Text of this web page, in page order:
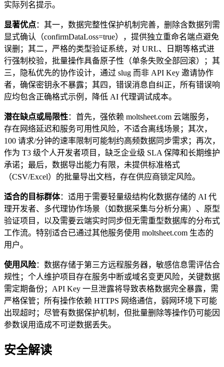
实际列名提示。
显著优点：其一，数据完整性保护机制完善，删除含数据列需
显式确认（confirmDataLoss=true），提供独立重命名端点避免
误删；其二，严格的类型验证系统，对 URL、日期等格式进
行强制校验，批量操作具备原子性（单条失败全部回滚）；其
三，隐私优先的协作设计，通过 slug 而非 API Key 邀请协作
者，确保密钥永不暴露；其四，错误消息自纠正，所有错误响
应均包含正确格式示例，降低 AI 代理调试成本。
潜在缺点或局限性：首先，强依赖 moltsheet.com 云端服务，
存在网络延迟和服务可用性风险，不适合离线场景；其次，
100 请求/分钟的速率限制可能制约高频数据同步需求；再次，
作为 T3 级个人开发者项目，缺乏企业级 SLA 保障和长期维护
承诺；最后，数据导出能力有限，未提供标准格式
（CSV/Excel）的批量导出文档，存在供应商锁定风险。
适合的目标群体：适用于需要轻量级结构化数据存储的 AI 代
理开发者、多代理协作场景（如数据采集与分析分离）、原型
验证项目，以及需要云端实时同步但无需重型数据库的分布式
工作流。特别适合已通过其他服务使用 moltsheet.com 生态的
用户。
使用风险：数据存储于第三方远程服务器，敏感信息需评估合
规性；个人维护项目存在服务中断或域名变更风险，关键数据
需定期备份；API Key 一旦泄露将导致表格数据完全暴露，需
严格保管；所有操作依赖 HTTPS 网络通信，弱网环境下可能
出现超时；尽管有数据保护机制，但批量删除等操作仍可能因
参数误用造成不可逆数据丢失。
安全解读